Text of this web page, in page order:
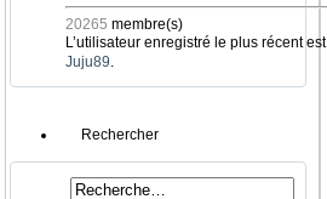
20265 membre(s)
L’utilisateur enregistré le plus récent est
Juju89.
Rechercher